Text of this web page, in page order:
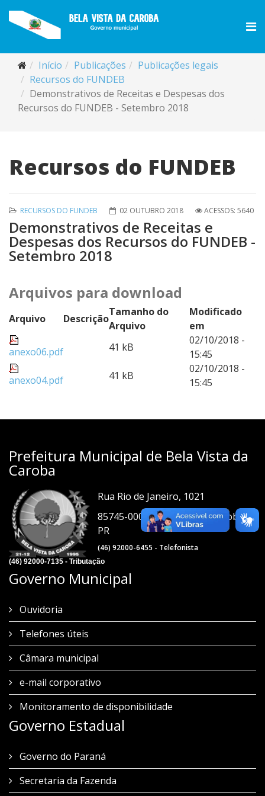
Início Publicações
Publicações legais
Recursos do FUNDEB
Demonstrativos de Receitas e Despesas dos
Recursos do FUNDEB - Setembro 2018
Recursos do FUNDEB
RECURSOS DO FUNDEB 02 OUTUBRO 2018 ACESSOS: 5640
Demonstrativos de Receitas e
Despesas dos Recursos do FUNDEB -
Setembro 2018
Arquivos para download
Arquivo Descrição
Tamanho do
Arquivo
Modificado
em
anexo06.pdf
41 kB
02/10/2018 -
15:45
anexo04.pdf
41 kB
02/10/2018 -
15:45
Prefeitura Municipal de Bela Vista da
Caroba
Rua Rio de Janeiro, 1021
85745-000 - Bela Vista da Caroba-
PR
(46) 92000-6455 - Telefonista
(46) 92000-7135 - Tributação
Governo Municipal
Ouvidoria
Telefones úteis
Câmara municipal
e-mail corporativo
Monitoramento de disponibilidade
Governo Estadual
Governo do Paraná
Secretaria da Fazenda